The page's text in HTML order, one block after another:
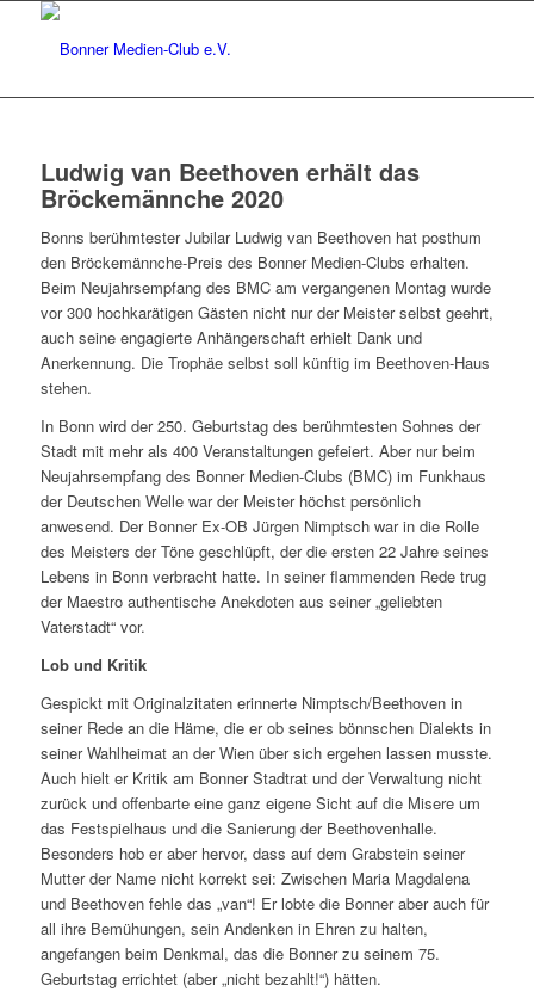
Ludwig van Beethoven erhält das
Bröckemännche 2020
Bonns berühmtester Jubilar Ludwig van Beethoven hat posthum
den Bröckemännche-Preis des Bonner Medien-Clubs erhalten.
Beim Neujahrsempfang des BMC am vergangenen Montag wurde
vor 300 hochkarätigen Gästen nicht nur der Meister selbst geehrt,
auch seine engagierte Anhängerschaft erhielt Dank und
Anerkennung. Die Trophäe selbst soll künftig im Beethoven-Haus
stehen.
In Bonn wird der 250. Geburtstag des berühmtesten Sohnes der
Stadt mit mehr als 400 Veranstaltungen gefeiert. Aber nur beim
Neujahrsempfang des Bonner Medien-Clubs (BMC) im Funkhaus
der Deutschen Welle war der Meister höchst persönlich
anwesend. Der Bonner Ex-OB Jürgen Nimptsch war in die Rolle
des Meisters der Töne geschlüpft, der die ersten 22 Jahre seines
Lebens in Bonn verbracht hatte. In seiner flammenden Rede trug
der Maestro authentische Anekdoten aus seiner „geliebten
Vaterstadt“ vor.
Lob und Kritik
Gespickt mit Originalzitaten erinnerte Nimptsch/Beethoven in
seiner Rede an die Häme, die er ob seines bönnschen Dialekts in
seiner Wahlheimat an der Wien über sich ergehen lassen musste.
Auch hielt er Kritik am Bonner Stadtrat und der Verwaltung nicht
zurück und offenbarte eine ganz eigene Sicht auf die Misere um
das Festspielhaus und die Sanierung der Beethovenhalle.
Besonders hob er aber hervor, dass auf dem Grabstein seiner
Mutter der Name nicht korrekt sei: Zwischen Maria Magdalena
und Beethoven fehle das „van“! Er lobte die Bonner aber auch für
all ihre Bemühungen, sein Andenken in Ehren zu halten,
angefangen beim Denkmal, das die Bonner zu seinem 75.
Geburtstag errichtet (aber „nicht bezahlt!“) hätten.